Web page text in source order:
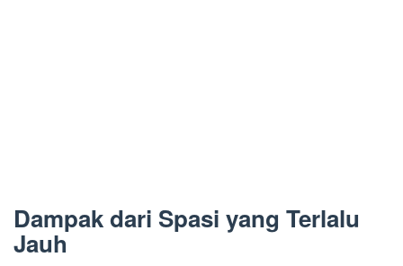
Dampak dari Spasi yang Terlalu
Jauh